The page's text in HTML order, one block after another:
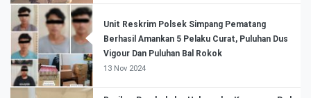
Unit Reskrim Polsek Simpang Pematang
Berhasil Amankan 5 Pelaku Curat, Puluhan Dus
Vigour Dan Puluhan Bal Rokok
13 Nov 2024